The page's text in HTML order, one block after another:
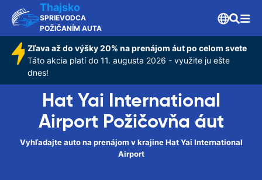
Thajsko
SPRIEVODCA
POŽIČANÍM AUTA
Zľava až do výšky 20% na prenájom áut po celom svete
Táto akcia platí do 11. augusta 2026 - využite ju ešte
dnes!
Hat Yai International
Airport Požičovňa áut
Vyhľadajte auto na prenájom v krajine Hat Yai International
Airport